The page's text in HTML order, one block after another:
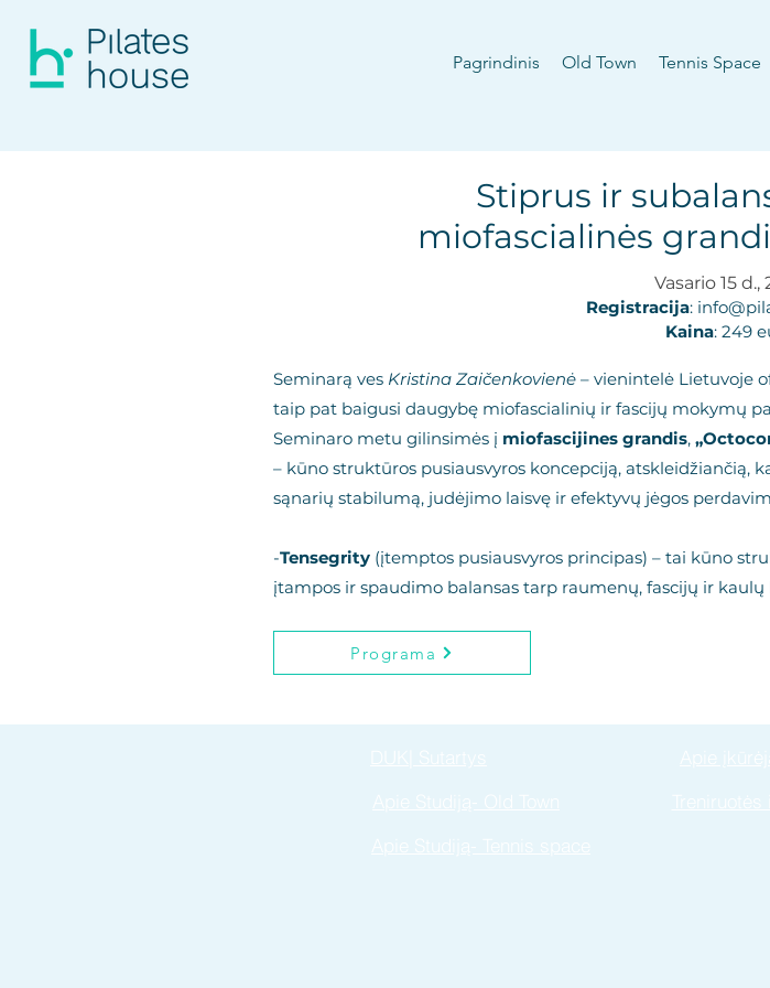
Pagrindinis Old Town Tennis Space
Stiprus ir
miofascialinės
Vasario 15 d.,
Registracija:
Kaina: 249
Seminarą ves Kristina Zaičenkovienė – vienintelė Lietuvoje
taip pat baigusi daugybę miofascialinių ir fascijų mokymų
Seminaro metu gilinsimės į miofascijines grandis,
– kūno struktūros pusiausvyros koncepciją, atskleidžiančią,
sąnarių stabilumą, judėjimo laisvę ir efektyvų jėgos
-Tensegrity (įtemptos pusiausvyros principas) – tai kūno
įtampos ir spaudimo balansas tarp raumenų, fascijų ir
Programa